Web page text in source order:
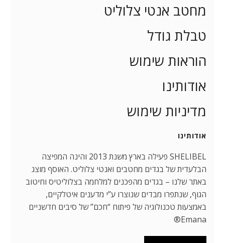
מחטב אנטי צלוליט
טבלת גודל
הוראות שימוש
אודותינו
מדיניות שימוש
אודותינו
SHELIBEL פעילה בארץ משנת 2013 והינה המפיצה
הבלעדית של בגדים מחטבים ואנטי צלוליט. האוסף מוצג
באתר שלנו – בגדים מהפכנים למלחמה בצלוליטיס וחיטוב
הגוף, שנתפרו מבדים שנוצרו ע”י מדענים איטלקיים,
באמצעות טכנולוגיה של פיתוח “חכם” של סיבים חדשניים
Emana®